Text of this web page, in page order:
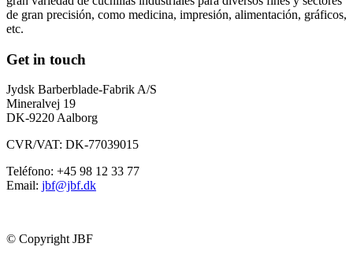
de gran precisión, como medicina, impresión, alimentación, gráficos,
etc.
Get in touch
Jydsk Barberblade-Fabrik A/S
Mineralvej 19
DK-9220 Aalborg
CVR/VAT: DK-77039015
Teléfono: +45 98 12 33 77
Email: jbf@jbf.dk
© Copyright JBF